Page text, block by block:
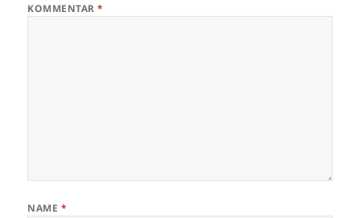
KOMMENTAR*
NAME *